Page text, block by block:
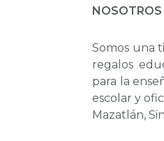
NOSOTROS
Somos una
regalos
para la
escolar y
Mazatlán,